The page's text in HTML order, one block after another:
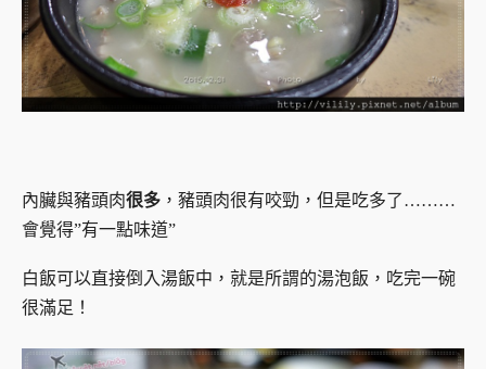
內臟與豬頭肉很多 ，豬頭肉很有咬勁，但是吃多了………
會覺得”有一點味道”
白飯可以直接倒入湯飯中，就是所謂的湯泡飯， 吃完一碗
很滿足！